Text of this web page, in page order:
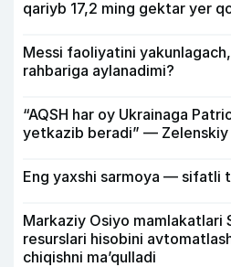
qariyb 17,2 ming gektar yer
Messi faoliyatini
rahbariga aylanadimi?
“AQSH har oy Ukrainaga
yetkazib beradi” — Zelenskiy
Eng yaxshi sarmoya — sifatli
Markaziy Osiyo mamlakatlari
resurslari hisobini
chiqishni ma’qulladi